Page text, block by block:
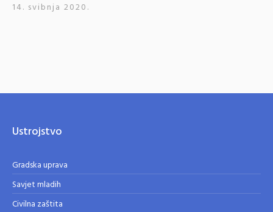
14. svibnja 2020.
Ustrojstvo
Gradska uprava
Savjet mladih
Civilna zaštita